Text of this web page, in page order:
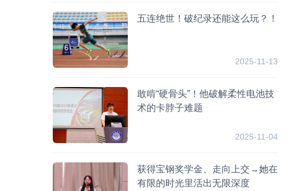
五连绝世！破纪录还能这么玩？！
2025-11-13
敢啃“硬骨头”！他破解柔性电池技
术的卡脖子难题
2025-11-04
获得宝钢奖学金、走向上交→她在
有限的时光里活出无限深度